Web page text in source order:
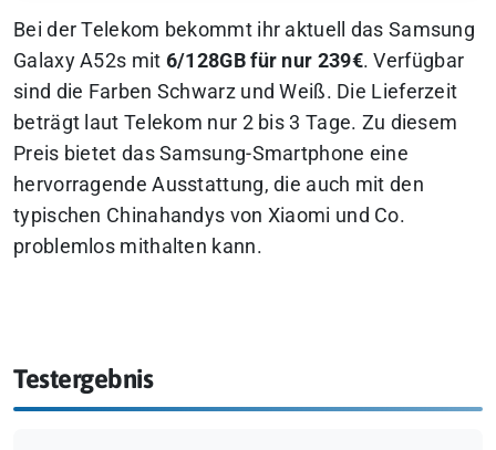
Bei der Telekom bekommt ihr aktuell das Samsung
Galaxy A52s mit 6/128GB für nur 239€. Verfügbar
sind die Farben Schwarz und Weiß. Die Lieferzeit
beträgt laut Telekom nur 2 bis 3 Tage. Zu diesem
Preis bietet das Samsung-Smartphone eine
hervorragende Ausstattung, die auch mit den
typischen Chinahandys von Xiaomi und Co.
problemlos mithalten kann.
Testergebnis